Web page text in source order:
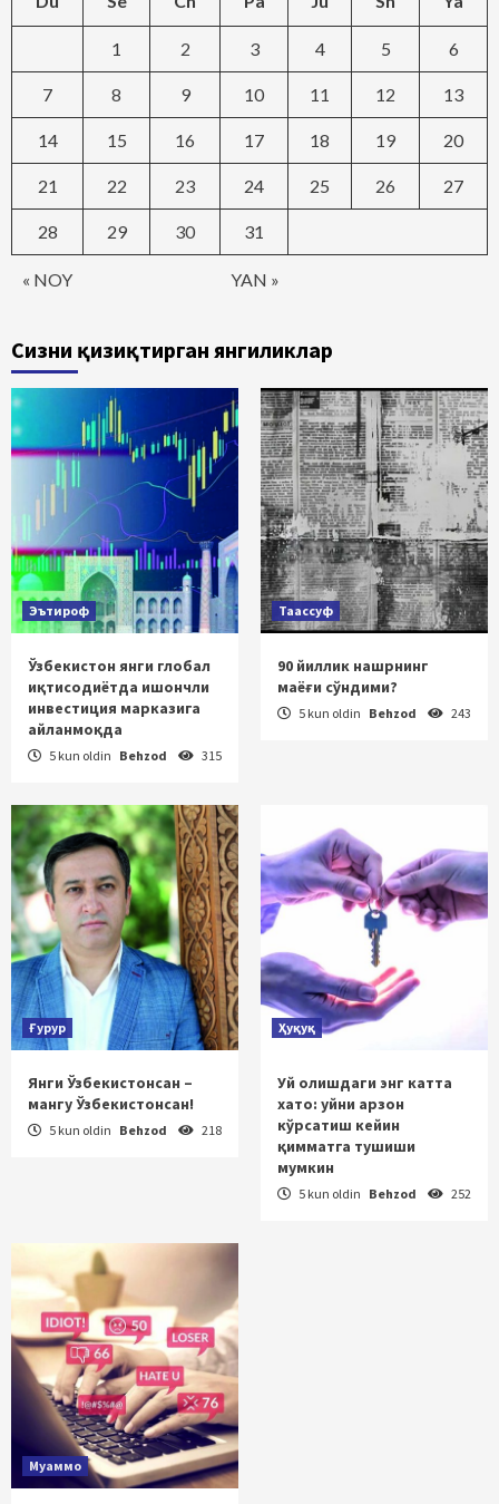
« NOY YAN »
1 2 3 4 5 6
7 8 9 10 11 12 13
14 15 16 17 18 19 20
21 22 23 24 25 26 27
28 29 30 31
Сизни қизиқтирган янгиликлар
Эътироф
Ўзбекистон янги глобал
иқтисодиётда ишончли
инвестиция марказига
айланмоқда
5 kun oldin Behzod 315
Таассуф
90 йиллик нашрнинг
маёғи сўндими?
5 kun oldin Behzod 243
Ғурур
Янги Ўзбекистонсан –
мангу Ўзбекистонсан!
5 kun oldin Behzod 218
Ҳуқуқ
Уй олишдаги энг катта
хато: уйни арзон
кўрсатиш кейин
қимматга тушиши
мумкин
5 kun oldin Behzod 252
Муаммо